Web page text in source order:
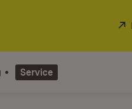
Service